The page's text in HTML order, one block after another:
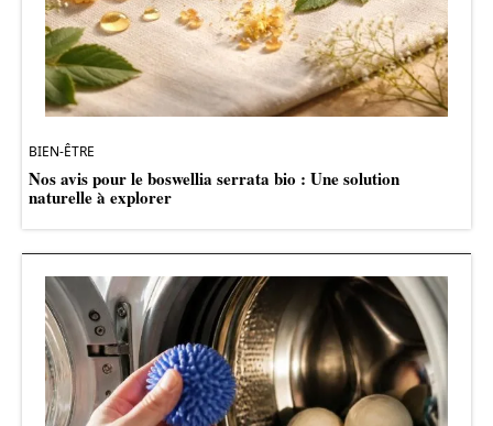
BIEN-ÊTRE
Nos avis pour le boswellia serrata bio : Une solution
naturelle à explorer